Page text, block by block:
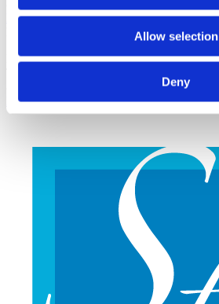
Allow selection
Deny
https://www.hertz6.de/
Blank Digital Studio
https://www.blank-studio.de/